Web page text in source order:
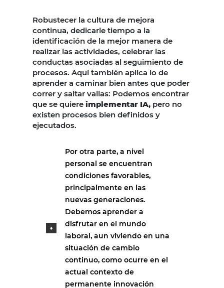
Robustecer la cultura de mejora
continua, dedicarle tiempo a la
identificación de la mejor manera de
realizar las actividades, celebrar las
conductas asociadas al seguimiento de
procesos. Aquí también aplica lo de
aprender a caminar bien antes que poder
correr y saltar vallas: Podemos encontrar
que se quiere implementar IA, pero no
existen procesos bien definidos y
ejecutados.
Por otra parte, a nivel
personal se encuentran
condiciones favorables,
principalmente en las
nuevas generaciones.
Debemos aprender a
disfrutar en el mundo
laboral, aun viviendo en una
situación de cambio
continuo, como ocurre en el
actual contexto de
permanente innovación